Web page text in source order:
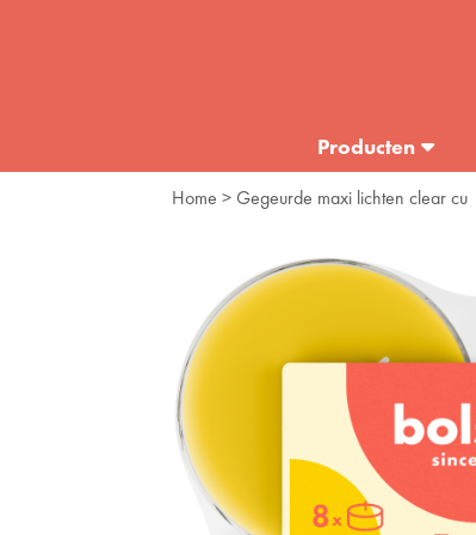
Producten
Home > Gegeurde maxi lichten clear cu